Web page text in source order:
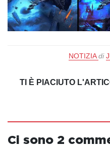
NOTIZIA di
TI È PIACIUTO
Ci sono 2